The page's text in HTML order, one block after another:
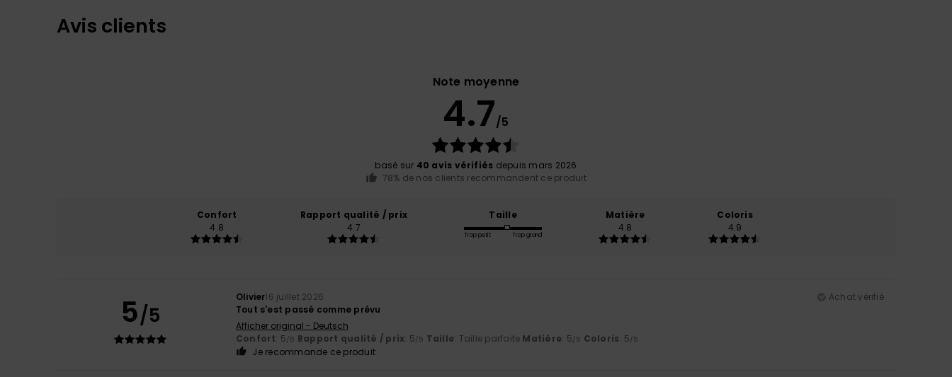
Avis clients
Note moyenne
4.7/5
basé sur 40 avis vérifiés depuis mars 2026
78% de nos clients recommandent ce produit
Confort
4.8
Rapport qualité / prix
4.7
Taille
Trop petit Trop grand
Matière
4.8
Coloris
4.9
5/5
Olivier16 juillet 2026
Achat vérifié
Tout s'est passé comme prévu
Afficher original - Deutsch
Confort: 5/5 Rapport qualité / prix: 5/5 Taille: Taille parfaite Matière: 5/5 Coloris: 5/5
Je recommande ce produit